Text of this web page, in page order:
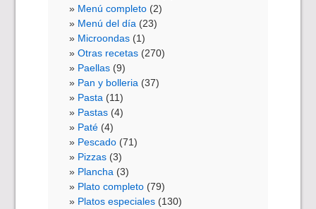
Menú completo (2)
Menú del día (23)
Microondas (1)
Otras recetas (270)
Paellas (9)
Pan y bolleria (37)
Pasta (11)
Pastas (4)
Paté (4)
Pescado (71)
Pizzas (3)
Plancha (3)
Plato completo (79)
Platos especiales (130)